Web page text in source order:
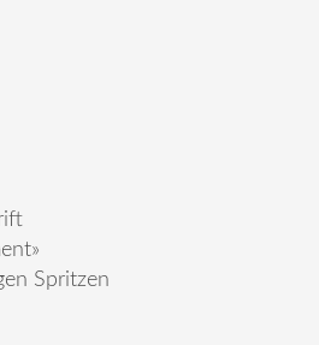
Spritzen